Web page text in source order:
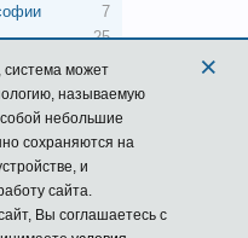
7
25
и их
3
1
система может
небольшие
на
и
сайта.
Вы соглашаетесь с
×